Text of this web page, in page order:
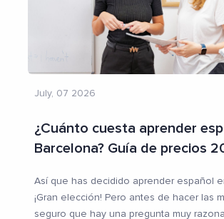
July, 07 2026
¿Cuánto cuesta aprender
Barcelona? Guía de precios
Así que has decidido aprender español
¡Gran elección! Pero antes de hacer las
seguro que hay una pregunta muy